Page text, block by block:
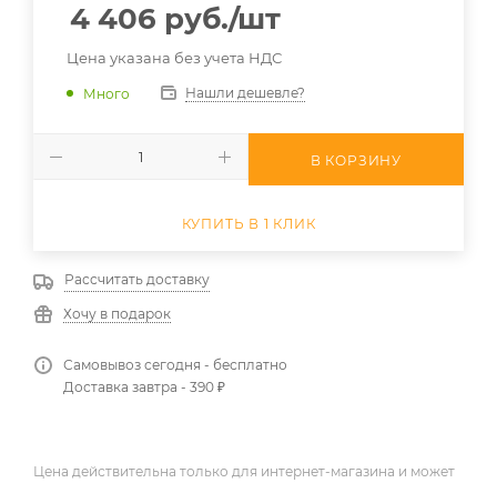
4 406 руб./шт
Цена указана без учета НДС
Много Нашли дешевле?
В КОРЗИНУ
КУПИТЬ В 1 КЛИК
Рассчитать доставку
Хочу в подарок
Самовывоз сегодня - бесплатно
Доставка завтра - 390 ₽
Цена действительна только для интернет-магазина и может